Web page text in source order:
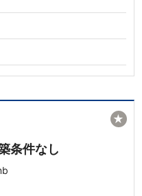
条件なし
★